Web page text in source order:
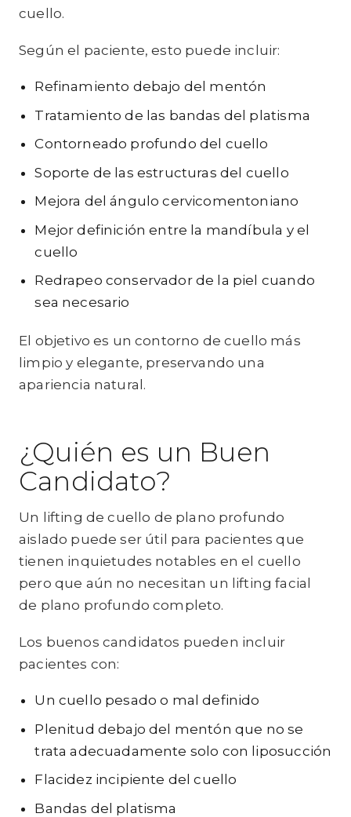
cuello.
Según el paciente, esto puede incluir:
Refinamiento debajo del mentón
Tratamiento de las bandas del platisma
Contorneado profundo del cuello
Soporte de las estructuras del cuello
Mejora del ángulo cervicomentoniano
Mejor definición entre la mandíbula y el
cuello
Redrapeo conservador de la piel cuando
sea necesario
El objetivo es un contorno de cuello más
limpio y elegante, preservando una
apariencia natural.
¿Quién es un Buen
Candidato?
Un lifting de cuello de plano profundo
aislado puede ser útil para pacientes que
tienen inquietudes notables en el cuello
pero que aún no necesitan un lifting facial
de plano profundo completo.
Los buenos candidatos pueden incluir
pacientes con:
Un cuello pesado o mal definido
Plenitud debajo del mentón que no se
trata adecuadamente solo con liposucción
Flacidez incipiente del cuello
Bandas del platisma